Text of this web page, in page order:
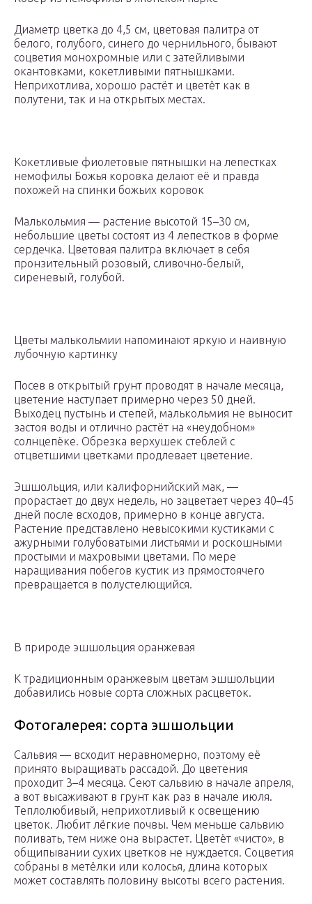
Диаметр цветка до 4,5 см, цветовая палитра от
белого, голубого, синего до чернильного, бывают
соцветия монохромные или с затейливыми
окантовками, кокетливыми пятнышками.
Неприхотлива, хорошо растёт и цветёт как в
полутени, так и на открытых местах.
Кокетливые фиолетовые пятнышки на лепестках
немофилы Божья коровка делают её и правда
похожей на спинки божьих коровок
Малькольмия — растение высотой 15–30 см,
небольшие цветы состоят из 4 лепестков в форме
сердечка. Цветовая палитра включает в себя
пронзительный розовый, сливочно-белый,
сиреневый, голубой.
Цветы малькольмии напоминают яркую и наивную
лубочную картинку
Посев в открытый грунт проводят в начале месяца,
цветение наступает примерно через 50 дней.
Выходец пустынь и степей, малькольмия не выносит
застоя воды и отлично растёт на «неудобном»
солнцепёке. Обрезка верхушек стеблей с
отцветшими цветками продлевает цветение.
Эшшольция, или калифорнийский мак, —
прорастает до двух недель, но зацветает через 40–45
дней после всходов, примерно в конце августа.
Растение представлено невысокими кустиками с
ажурными голубоватыми листьями и роскошными
простыми и махровыми цветами. По мере
наращивания побегов кустик из прямостоячего
превращается в полустелющийся.
В природе эшшольция оранжевая
К традиционным оранжевым цветам эшшольции
добавились новые сорта сложных расцветок.
Фотогалерея: сорта эшшольции
Сальвия — всходит неравномерно, поэтому её
принято выращивать рассадой. До цветения
проходит 3–4 месяца. Сеют сальвию в начале апреля,
а вот высаживают в грунт как раз в начале июля.
Теплолюбивый, неприхотливый к освещению
цветок. Любит лёгкие почвы. Чем меньше сальвию
поливать, тем ниже она вырастет. Цветёт «чисто», в
общипывании сухих цветков не нуждается. Соцветия
собраны в метёлки или колосья, длина которых
может составлять половину высоты всего растения.